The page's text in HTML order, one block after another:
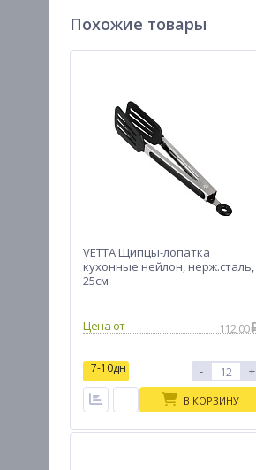
Похожие товары
VETTA Щипцы-лопатка
кухонные нейлон, нерж.сталь,
25см
Цена от 112.00
7-10дн - +
В КОРЗИНУ